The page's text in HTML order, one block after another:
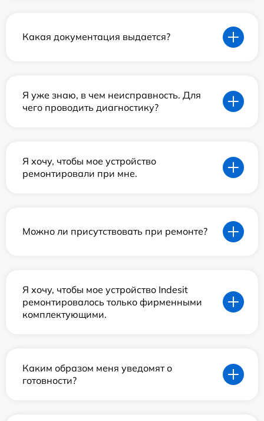
Какая документация выдается?
Я уже знаю, в чем неисправность. Для
чего проводить диагностику?
Я хочу, чтобы мое устройство
ремонтировали при мне.
Можно ли присутствовать при ремонте?
Я хочу, чтобы мое устройство Indesit
ремонтировалось только фирменными
комплектующими.
Каким образом меня уведомят о
готовности?